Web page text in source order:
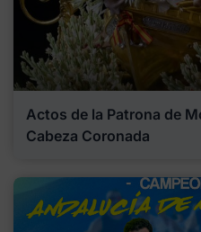
Actos de la Patrona de
Cabeza Coronada